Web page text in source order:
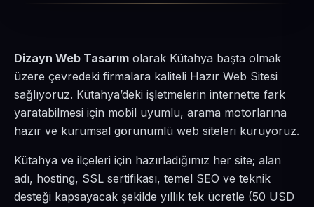
Dizayn Web Tasarım olarak Kütahya başta olmak
üzere çevredeki firmalara kaliteli Hazır Web Sitesi
sağlıyoruz. Kütahya’deki işletmelerin internette fark
yaratabilmesi için mobil uyumlu, arama motorlarına
hazır ve kurumsal görünümlü web siteleri kuruyoruz.
Kütahya ve ilçeleri için hazırladığımız her site; alan
adı, hosting, SSL sertifikası, temel SEO ve teknik
desteği kapsayacak şekilde yıllık tek ücretle (50 USD